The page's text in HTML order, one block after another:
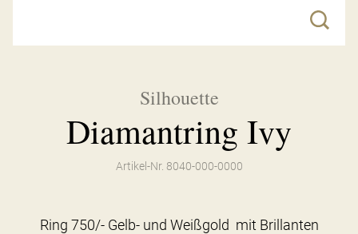
Silhouette
Diamantring Ivy
Artikel-Nr. 8040-000-0000
Ring 750/- Gelb- und Weißgold mit Brillanten